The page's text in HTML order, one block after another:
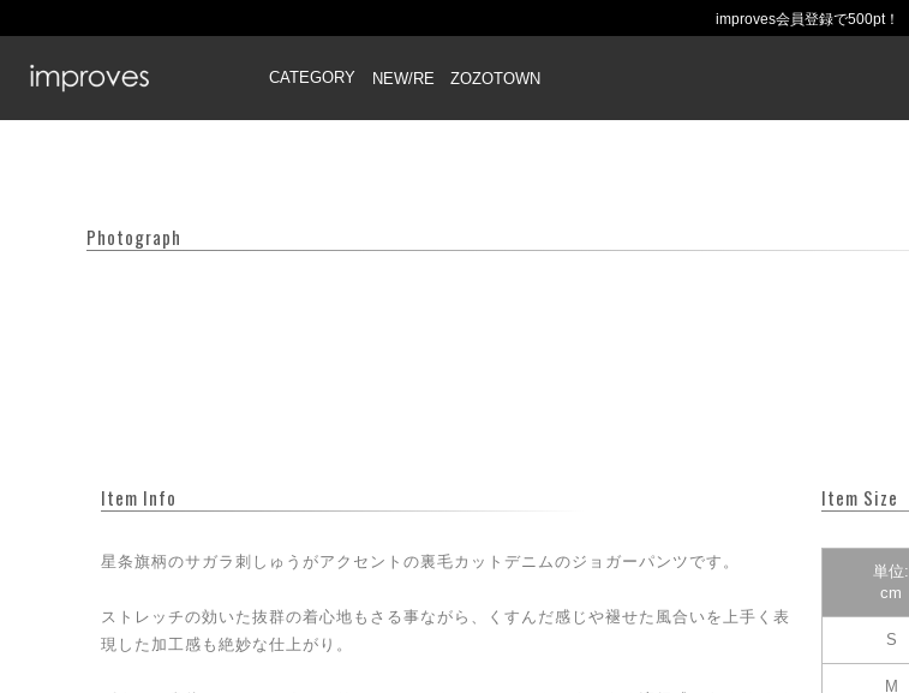
improves会員登録で500pt！
CATEGORY NEW/RE ZOZOTOWN
Photograph
Item Info
星条旗柄のサガラ刺しゅうがアクセントの裏毛カットデニムのジョガーパンツです。
ストレッチの効いた抜群の着心地もさる事ながら、くすんだ感じや褪せた風合いを上手く表
現した加工感も絶妙な仕上がり。
Item Size
単位:
cm
S
M